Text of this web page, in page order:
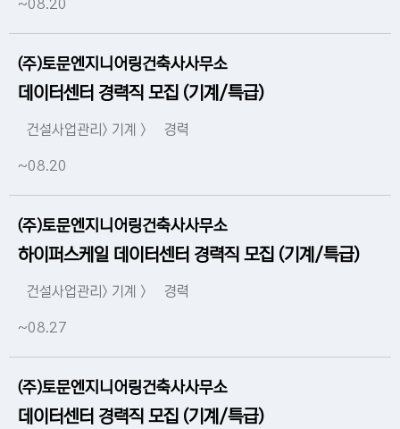
~08.20
(주)토문엔지니어링건축사사무소
데이터센터 경력직 모집 (기계/특급)
건설사업관리> 기계 > 경력
~08.20
(주)토문엔지니어링건축사사무소
하이퍼스케일 데이터센터 경력직 모집 (기계/특급)
건설사업관리> 기계 > 경력
~08.27
(주)토문엔지니어링건축사사무소
데이터센터 경력직 모집 (기계/특급)